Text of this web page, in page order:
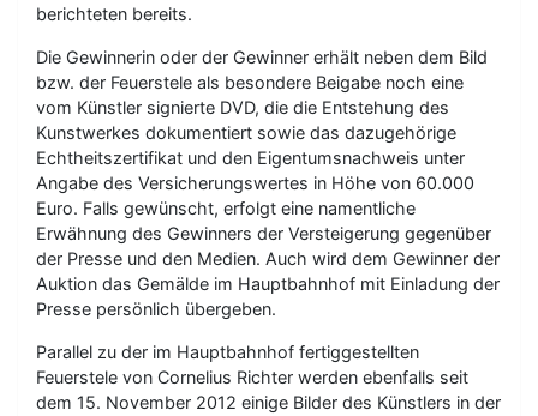
berichteten bereits.
Die Gewinnerin oder der Gewinner erhält neben dem Bild
bzw. der Feuerstele als besondere Beigabe noch eine
vom Künstler signierte DVD, die die Entstehung des
Kunstwerkes dokumentiert sowie das dazugehörige
Echtheitszertifikat und den Eigentumsnachweis unter
Angabe des Versicherungswertes in Höhe von 60.000
Euro. Falls gewünscht, erfolgt eine namentliche
Erwähnung des Gewinners der Versteigerung gegenüber
der Presse und den Medien. Auch wird dem Gewinner der
Auktion das Gemälde im Hauptbahnhof mit Einladung der
Presse persönlich übergeben.
Parallel zu der im Hauptbahnhof fertiggestellten
Feuerstele von Cornelius Richter werden ebenfalls seit
dem 15. November 2012 einige Bilder des Künstlers in der